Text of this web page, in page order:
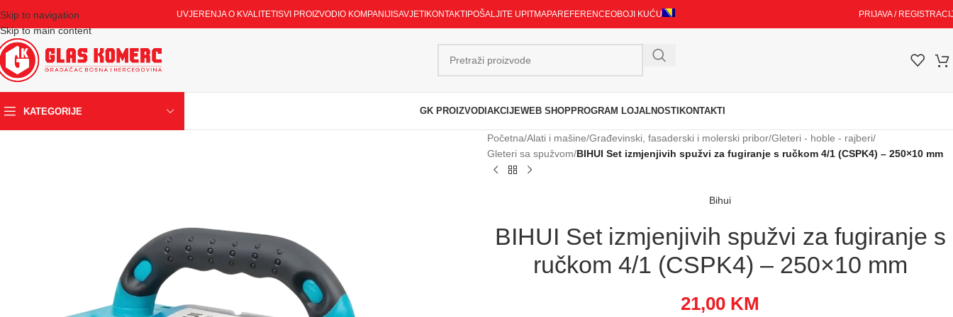
Skip to navigation
Skip to main content
UVJERENJA O KVALITETI SVI PROIZVODI O KOMPANIJI SAVJETI KONTAKTI POŠALJITE UPITMAPAREFERENCEOBOJI KUĆU PRIJAVA /
KATEGORIJE GK PROIZVODI AKCIJEWEB SHOPPROGRAM LOJALNOSTI KONTAKTI
Početna/Alati i mašine/Građevinski, fasaderski i molerski pribor/Gleteri - hoble - rajberi/
Gleteri sa spužvom/BIHUI Set izmjenjivih spužvi za fugiranje s ručkom 4/1 (CSPK4) – 250×10 mm
Bihui
BIHUI Set izmjenjivih spužvi za fugiranje s
ručkom 4/1 (CSPK4) – 250×10 mm
21,00 KM